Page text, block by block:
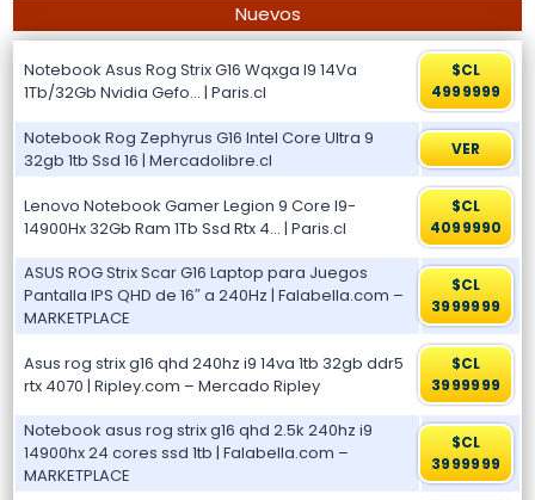
Nuevos
Notebook Asus Rog Strix G16 Wqxga I9 14Va
1Tb/32Gb Nvidia Gefo… | Paris.cl
$CL
4999999
Notebook Rog Zephyrus G16 Intel Core Ultra 9
32gb 1tb Ssd 16 | Mercadolibre.cl
VER
Lenovo Notebook Gamer Legion 9 Core I9-
14900Hx 32Gb Ram 1Tb Ssd Rtx 4… | Paris.cl
$CL
4099990
ASUS ROG Strix Scar G16 Laptop para Juegos
Pantalla IPS QHD de 16″ a 240Hz | Falabella.com –
MARKETPLACE
$CL
3999999
Asus rog strix g16 qhd 240hz i9 14va 1tb 32gb ddr5
rtx 4070 | Ripley.com – Mercado Ripley
$CL
3999999
Notebook asus rog strix g16 qhd 2.5k 240hz i9
14900hx 24 cores ssd 1tb | Falabella.com –
MARKETPLACE
$CL
3999999